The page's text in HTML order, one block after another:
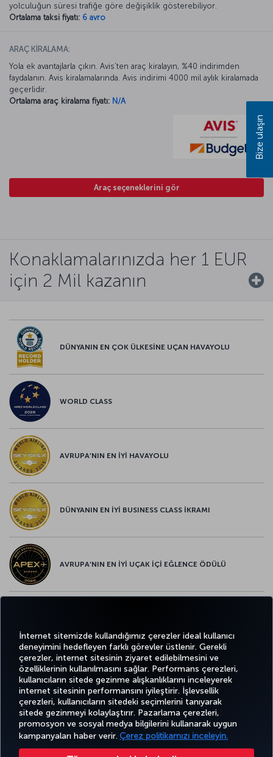
İnternet sitemizde kullandığımız çerezler ideal kullanıcı
deneyimini hedefleyen farklı görevler üstlenir. Gerekli
çerezler, internet sitesinin ziyaret edilebilmesini ve
özelliklerinin kullanılmasını sağlar. Performans çerezleri,
kullanıcıların sitede gezinme alışkanlıklarını inceleyerek
internet sitesinin performansını iyileştirir. İşlevsellik
çerezleri, kullanıcıların sitedeki seçimlerini tanıyarak
sitede gezinmeyi kolaylaştırır. Pazarlama çerezleri,
promosyon ve sosyal medya bilgilerini kullanarak uygun
kampanyaları haber verir. Çerez politikamızı inceleyin.
yolculuğun süresi trafiğe göre değişiklik gösterebiliyor.
Ortalama taksi fiyatı: 6 avro
ARAÇ KİRALAMA:
Yola ek avantajlarla çıkın. Avis’ten araç kiralayın, %40 indirimden
faydalanın. Avis kiralamalarında. Avis indirimi 4000 mil aylık kiralamada
geçerlidir.
Ortalama araç kiralama fiyatı: N/A
Araç seçeneklerini gör
Konaklamalarınızda her 1 EUR
için 2 Mil kazanın
DÜNYANIN EN ÇOK ÜLKESİNE UÇAN HAVAYOLU
WORLD CLASS
AVRUPA’NIN EN İYİ HAVAYOLU
DÜNYANIN EN İYİ BUSINESS CLASS İKRAMI
AVRUPA’NIN EN İYİ UÇAK İÇİ EĞLENCE ÖDÜLÜ
TwitterFacebook
Instagram
YoutubeLinkedIn
TiktokBlogPinterest
BİLET
AL VE
YÖNET
DENEYİM
FIRSATLAR
VE UÇUŞ
NOKTALARI
YARDIM MILES&SMILES
Bize ulaşın